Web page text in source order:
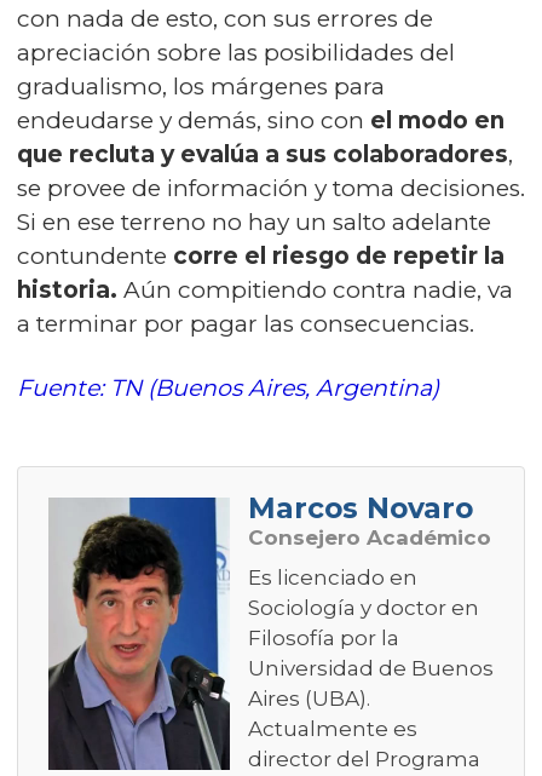
con nada de esto, con sus errores de
apreciación sobre las posibilidades del
gradualismo, los márgenes para
endeudarse y demás, sino con el modo en
que recluta y evalúa a sus colaboradores,
se provee de información y toma decisiones.
Si en ese terreno no hay un salto adelante
contundente corre el riesgo de repetir la
historia. Aún compitiendo contra nadie, va
a terminar por pagar las consecuencias.
Fuente: TN (Buenos Aires, Argentina)
Marcos Novaro
Consejero Académico
Es licenciado en
Sociología y doctor en
Filosofía por la
Universidad de Buenos
Aires (UBA).
Actualmente es
director del Programa